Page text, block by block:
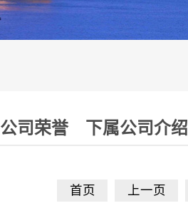
公司荣誉 下属公司介绍
首页 上一页